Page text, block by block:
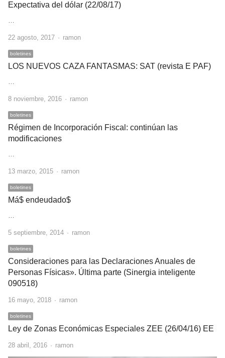
Expectativa del dólar (22/08/17)
…
22 agosto, 2017 Author
ramon
boletines
LOS NUEVOS CAZA FANTASMAS: SAT (revista E PAF)
…
8 noviembre, 2016 Author
ramon
boletines
Régimen de Incorporación Fiscal: continúan las
modificaciones
…
13 marzo, 2015 Author
ramon
boletines
Má$ endeudado$
…
5 septiembre, 2014 Author
ramon
boletines
Consideraciones para las Declaraciones Anuales de
Personas Físicas». Última parte (Sinergia inteligente
090518)
16 mayo, 2018 Author
ramon
boletines
Ley de Zonas Económicas Especiales ZEE (26/04/16) EE
28 abril, 2016 Author
ramon